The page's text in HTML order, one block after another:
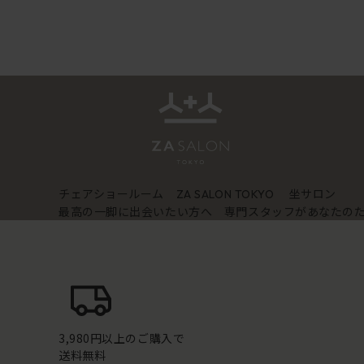
チェアショールーム ZA SALON TOKYO
坐サロン
最高の一脚に出会いたい方へ 専門スタッフがあなたの
3,980円以上のご購入で
送料無料